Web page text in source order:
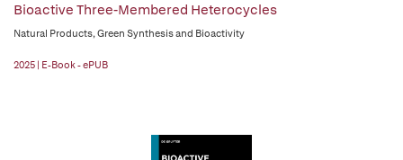
Bioactive Three-Membered Heterocycles
Natural Products, Green Synthesis and Bioactivity
2025 | E-Book - ePUB